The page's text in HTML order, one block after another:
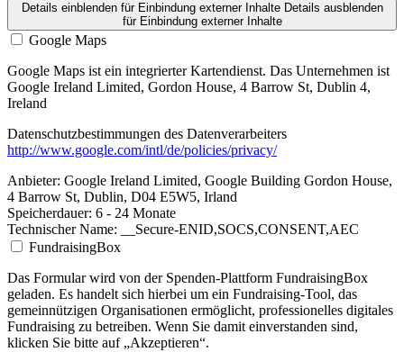
Details einblendenfür Einbindung externer Inhalte Details ausblenden
für Einbindung externer Inhalte
Google Maps
Google Maps ist ein integrierter Kartendienst. Das Unternehmen ist
Google Ireland Limited, Gordon House, 4 Barrow St, Dublin 4,
Ireland
Datenschutzbestimmungen des Datenverarbeiters
http://www.google.com/intl/de/policies/privacy/
Anbieter: Google Ireland Limited, Google Building Gordon House,
4 Barrow St, Dublin, D04 E5W5, Irland
Speicherdauer: 6 - 24 Monate
Technischer Name: __Secure-ENID,SOCS,CONSENT,AEC
FundraisingBox
Das Formular wird von der Spenden-Plattform FundraisingBox
geladen. Es handelt sich hierbei um ein Fundraising-Tool, das
gemeinnützigen Organisationen ermöglicht, professionelles digitales
Fundraising zu betreiben. Wenn Sie damit einverstanden sind,
klicken Sie bitte auf „Akzeptieren“.